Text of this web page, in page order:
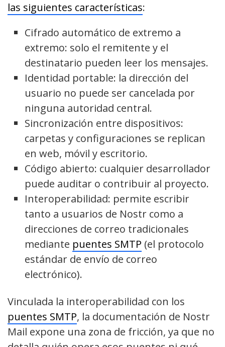
las siguientes características:
Cifrado automático de extremo a
extremo: solo el remitente y el
destinatario pueden leer los mensajes.
Identidad portable: la dirección del
usuario no puede ser cancelada por
ninguna autoridad central.
Sincronización entre dispositivos:
carpetas y configuraciones se replican
en web, móvil y escritorio.
Código abierto: cualquier desarrollador
puede auditar o contribuir al proyecto.
Interoperabilidad: permite escribir
tanto a usuarios de Nostr como a
direcciones de correo tradicionales
mediante puentes SMTP (el protocolo
estándar de envío de correo
electrónico).
Vinculada la interoperabilidad con los
puentes SMTP, la documentación de Nostr
Mail expone una zona de fricción, ya que no